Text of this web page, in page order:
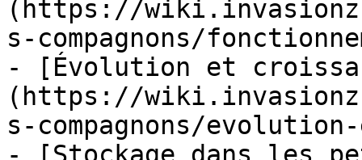
(https://
s-compagnons/
- [Évolution et
(https://
s-compagnons/